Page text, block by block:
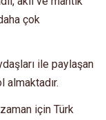
çok
ile paylaşan
için Türk